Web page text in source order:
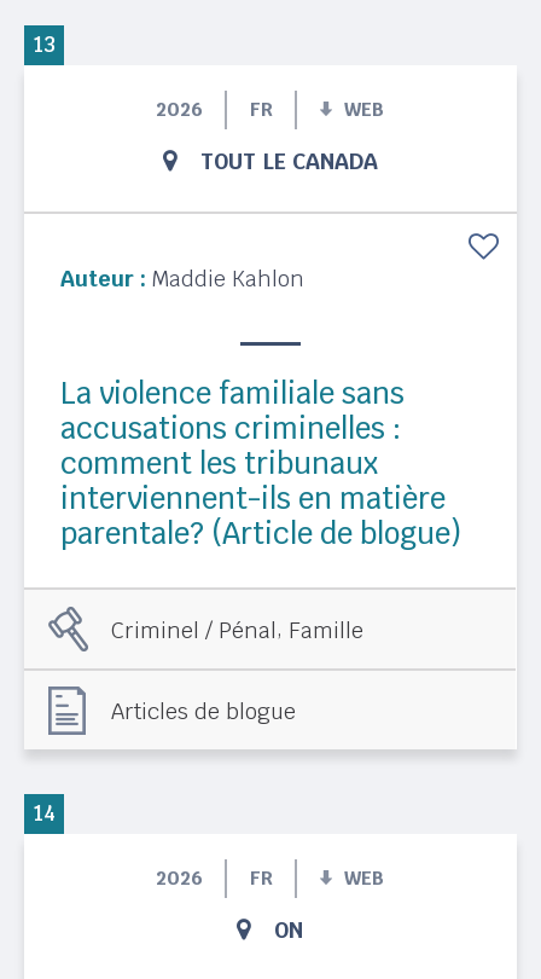
2026 FR WEB
TOUT LE CANADA
Auteur : Maddie Kahlon
La violence familiale sans
accusations criminelles :
comment les tribunaux
interviennent-ils en matière
parentale? (Article de blogue)
Criminel / Pénal, Famille
Articles de blogue
13
2026 FR WEB
ON
14